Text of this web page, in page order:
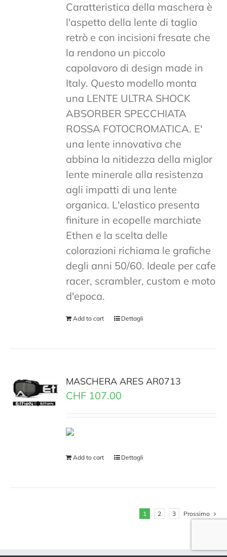
Caratteristica della maschera è
l'aspetto della lente di taglio
retrò e con incisioni fresate che
la rendono un piccolo
capolavoro di design made in
Italy. Questo modello monta
una LENTE ULTRA SHOCK
ABSORBER SPECCHIATA
ROSSA FOTOCROMATICA. E'
una lente innovativa che
abbina la nitidezza della miglor
lente minerale alla resistenza
agli impatti di una lente
organica. L'elastico presenta
finiture in ecopelle marchiate
Ethen e la scelta delle
colorazioni richiama le grafiche
degli anni 50/60. Ideale per cafe
racer, scrambler, custom e moto
d'epoca.
Add to cart Dettagli
MASCHERA ARES AR0713
CHF 107.00
Add to cart Dettagli
1 2 3 Prossimo